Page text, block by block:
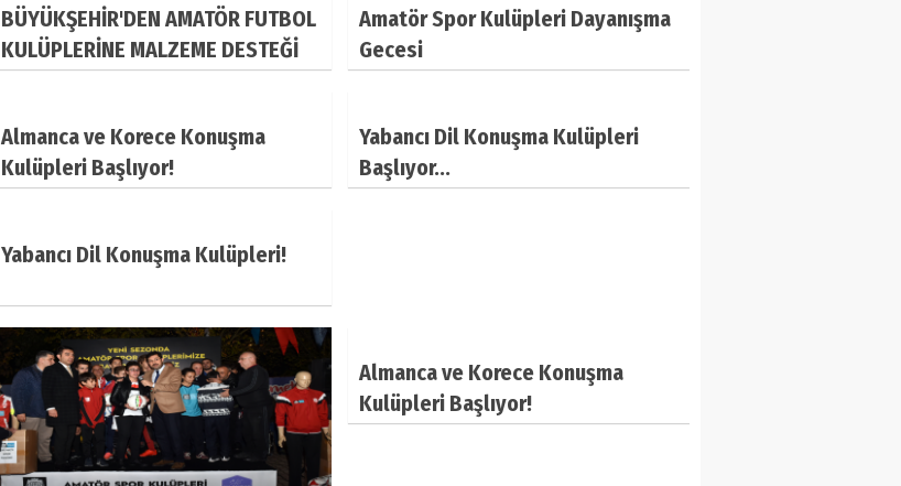
BÜYÜKŞEHİR'DEN AMATÖR FUTBOL
KULÜPLERİNE MALZEME DESTEĞİ
Amatör Spor Kulüpleri Dayanışma
Gecesi
Almanca ve Korece Konuşma
Kulüpleri Başlıyor!
Yabancı Dil Konuşma Kulüpleri
Başlıyor...
Yabancı Dil Konuşma Kulüpleri!
Almanca ve Korece Konuşma
Kulüpleri Başlıyor!